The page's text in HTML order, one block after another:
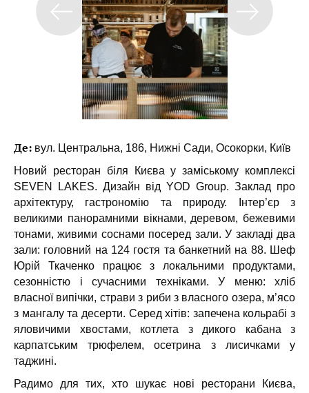
Де: вул. Центральна, 186, Нижні Сади, Осокорки, Київ
Новий ресторан біля Києва у заміському комплексі
SEVEN LAKES. Дизайн від YOD Group. Заклад про
архітектуру, гастрономію та природу. Інтер’єр з
великими панорамними вікнами, деревом, бежевими
тонами, живими соснами посеред зали. У закладі два
зали: головний на 124 гостя та банкетний на 88. Шеф
Юрій Ткаченко працює з локальними продуктами,
сезонністю і сучасними техніками. У меню: хліб
власної випічки, страви з риби з власного озера, м’ясо
з мангалу та десерти. Серед хітів: запечена кольрабі з
яловичими хвостами, котлета з дикого кабана з
карпатським трюфелем, осетрина з лисичками у
таджині.
Радимо для тих, хто шукає нові ресторани Києва,